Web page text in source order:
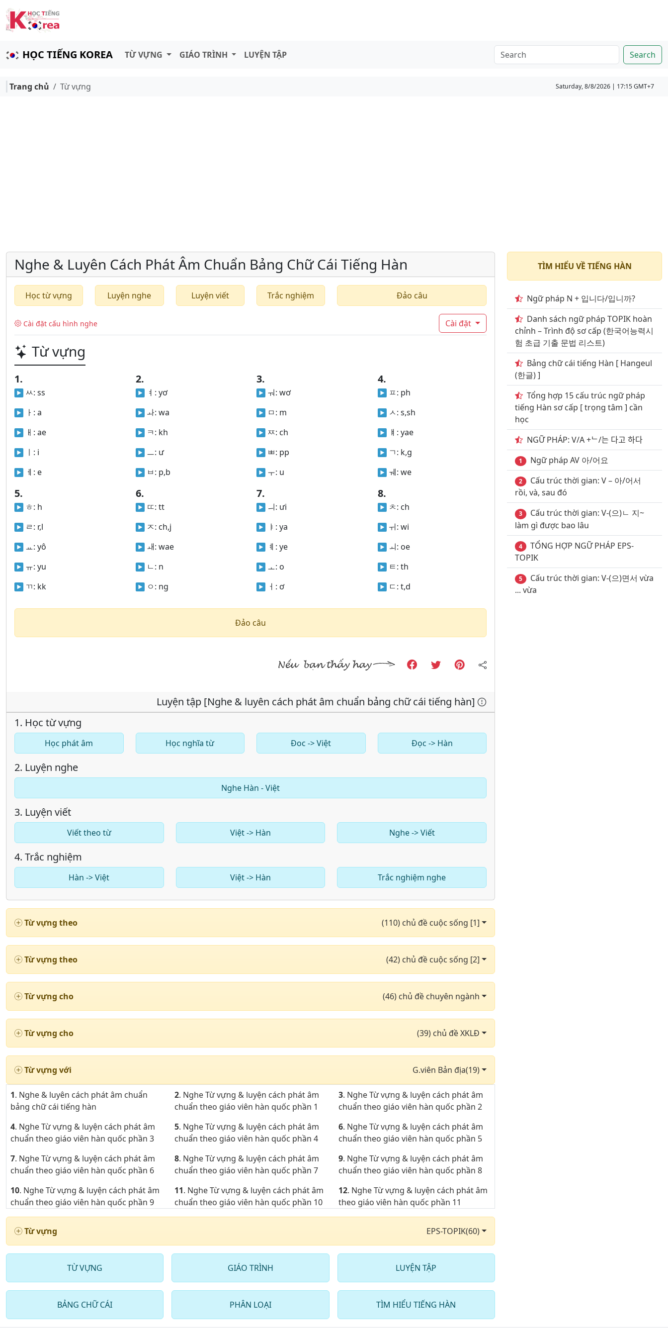
HỌC TIẾNG KOREA TỪ VỰNG GIÁO TRÌNH LUYỆN TẬP Search
Trang chủ Từ vựng Saturday, 8/8/2026 | 17:15 GMT+7
Nghe & Luyên Cách Phát Âm Chuẩn Bảng Chữ Cái Tiếng Hàn
Học từ vựng Luyện nghe Luyện viết Trắc nghiệm Đảo câu
Cài đặt cấu hình nghe Cài đặt
Từ vựng
1.
ㅆ: ss
ㅏ: a
ㅐ: ae
ㅣ: i
ㅔ: e
2.
ㅕ: yơ
ㅘ: wa
ㅋ: kh
ㅡ: ư
ㅂ: p,b
3.
ㅝ: wơ
ㅁ: m
ㅉ: ch
ㅃ: pp
ㅜ: u
4.
ㅍ: ph
ㅅ: s,sh
ㅒ: yae
ㄱ: k,g
ㅞ: we
5.
ㅎ: h
ㄹ: r,l
ㅛ: yô
ㅠ: yu
ㄲ: kk
6.
ㄸ: tt
ㅈ: ch,j
ㅙ: wae
ㄴ: n
ㅇ: ng
7.
ㅢ: ưi
ㅑ: ya
ㅖ: ye
ㅗ: o
ㅓ: ơ
8.
ㅊ: ch
ㅟ: wi
ㅚ: oe
ㅌ: th
ㄷ: t,d
Đảo câu
Luyện tập [Nghe & luyên cách phát âm chuẩn bảng chữ cái tiếng hàn]
1. Học từ vựng
Học phát âm Học nghĩa từ Đoc -> Việt Đọc -> Hàn
2. Luyện nghe
Nghe Hàn - Việt
3. Luyện viết
Viết theo từ Việt -> Hàn Nghe -> Viết
4. Trắc nghiệm
Hàn -> Việt Việt -> Hàn Trắc nghiệm nghe
Từ vựng theo (110) chủ đề cuộc sống [1]
Từ vựng theo (42) chủ đề cuộc sống [2]
Từ vựng cho (46) chủ đề chuyên ngành
Từ vựng cho (39) chủ đề XKLĐ
Từ vựng với G.viên Bản địa(19)
1. Nghe & luyên cách phát âm chuẩn
bảng chữ cái tiếng hàn
2. Nghe Từ vựng & luyện cách phát âm
chuẩn theo giáo viên hàn quốc phần 1
3. Nghe Từ vựng & luyện cách phát âm
chuẩn theo giáo viên hàn quốc phần 2
4. Nghe Từ vựng & luyện cách phát âm
chuẩn theo giáo viên hàn quốc phần 3
5. Nghe Từ vựng & luyện cách phát âm
chuẩn theo giáo viên hàn quốc phần 4
6. Nghe Từ vựng & luyện cách phát âm
chuẩn theo giáo viên hàn quốc phần 5
7. Nghe Từ vựng & luyện cách phát âm
chuẩn theo giáo viên hàn quốc phần 6
8. Nghe Từ vựng & luyện cách phát âm
chuẩn theo giáo viên hàn quốc phần 7
9. Nghe Từ vựng & luyện cách phát âm
chuẩn theo giáo viên hàn quốc phần 8
10. Nghe Từ vựng & luyện cách phát âm
chuẩn theo giáo viên hàn quốc phần 9
11. Nghe Từ vựng & luyện cách phát âm
chuẩn theo giáo viên hàn quốc phần 10
12. Nghe Từ vựng & luyện cách phát âm
theo giáo viên hàn quốc phần 11
theo giáo viên hàn quốc phần 12
theo giáo viên hàn quốc phần 14
16. Nghe Từ vựng & luyện cách phát âm
theo giáo viên hàn quốc phần 15
17. Nghe Từ vựng & luyện cách phát âm
theo giáo viên hàn quốc phần 16
18. Nghe Từ vựng & luyện cách phát âm
theo giáo viên hàn quốc phần 17
19. Nghe Từ vựng & luyện cách phát âm
theo giáo viên hàn quốc phần 18
Từ vựng EPS-TOPIK(60)
TỪ VỰNG GIÁO TRÌNH LUYỆN TẬP
BẢNG CHỮ CÁI PHÂN LOẠI TÌM HIỂU TIẾNG HÀN
TÌM HIỂU VỀ TIẾNG HÀN
Ngữ pháp N + 입니다/입니까?
Danh sách ngữ pháp TOPIK hoàn
chỉnh – Trình độ sơ cấp (한국어능력시
험 초급 기출 문법 리스트)
Bảng chữ cái tiếng Hàn [ Hangeul
(한글) ]
Tổng hợp 15 cấu trúc ngữ pháp
tiếng Hàn sơ cấp [ trọng tâm ] cần
học
NGỮ PHÁP: V/A +ᄂ/는 다고 하다
1 Ngữ pháp AV 아/어요
2
Cấu trúc thời gian: V – 아/어서
rồi, và, sau đó
3
Cấu trúc thời gian: V-(으)ㄴ 지~
làm gì được bao lâu
4
TỔNG HỢP NGỮ PHÁP EPS-
TOPIK
5
Cấu trúc thời gian: V-(으)면서 vừa
... vừa